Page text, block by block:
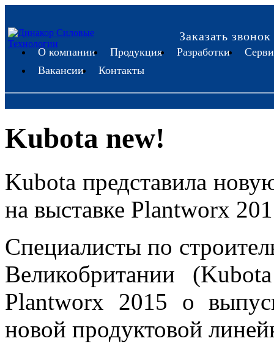
Заказать звонок
О компании Продукция Разработки
Вакансии
Контакты
Kubota new!
Kubota представила
на выставке Plantworx
Специалисты по
Великобритании
Plantworx 2015 о
новой продуктовой